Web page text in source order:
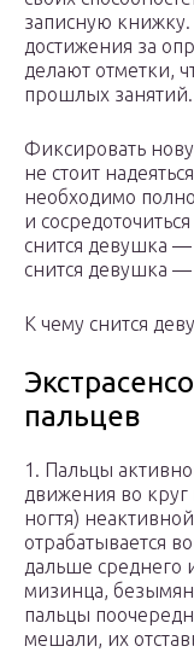
записную книжку.
достижения за
делают отметки,
прошлых занятий.
Фиксировать
не стоит
необходимо
и
снится девушка
снится девушка
К чему снится
пальцев
1. Пальцы
движения во круг
ногтя)
отрабатывается
дальше среднего
мизинца,
пальцы
мешали, их